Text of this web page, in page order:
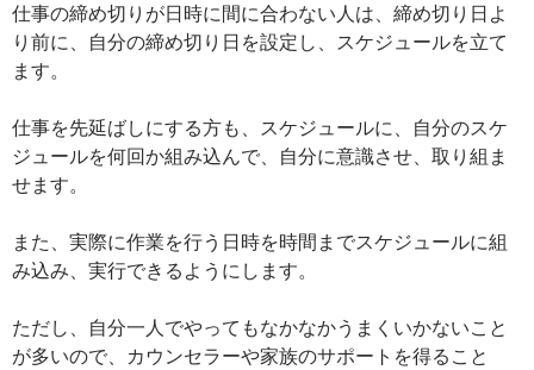
仕事の締め切りが日時に間に合わない人は、締め切り日よ
り前に、自分の締め切り日を設定し、スケジュールを立て
ます。
仕事を先延ばしにする方も、スケジュールに、自分のスケ
ジュールを何回か組み込んで、自分に意識させ、取り組ま
せます。
また、実際に作業を行う日時を時間までスケジュールに組
み込み、実行できるようにします。
ただし、自分一人でやってもなかなかうまくいかないこと
が多いので、カウンセラーや家族のサポートを得ること